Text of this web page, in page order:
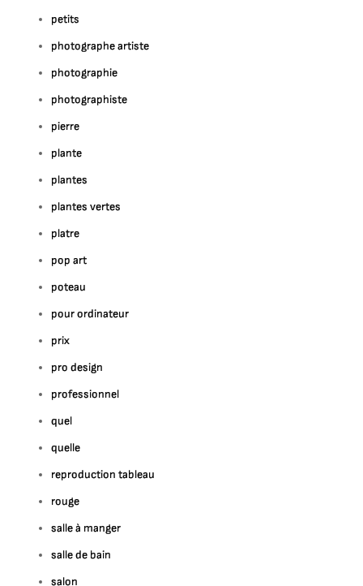
petits
photographe artiste
photographie
photographiste
pierre
plante
plantes
plantes vertes
platre
pop art
poteau
pour ordinateur
prix
pro design
professionnel
quel
quelle
reproduction tableau
rouge
salle à manger
salle de bain
salon